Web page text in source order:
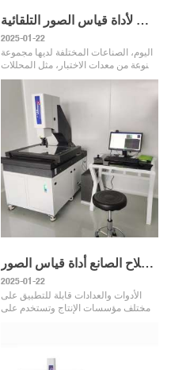
المبدأ الفني وحقل التطبيق لأداة قياس الصور التلقائية
2025-01-22
اليوم، الصناعات المختلفة لديها مجموعة
متنوعة من معدات الاختبار، مثل المحللات
الكيميائية، والكاشفات البيئية،
التفتيش وإصلاح الصانع أداة قياس الصور
2025-01-22
الأدوات والعدادات قابلة للتطبيق على
مختلف مؤسسات الإنتاج وتستخدم على